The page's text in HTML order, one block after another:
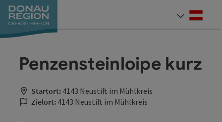
Zum Inhalt
Zur Navigation
Zum Seitenanfang
Zur Kontaktseite
Zum Impressum
Zur Startseite
Penzensteinloipe kurz
Startort: 4143 Neustift im Mühlkreis
Zielort: 4143 Neustift im Mühlkreis